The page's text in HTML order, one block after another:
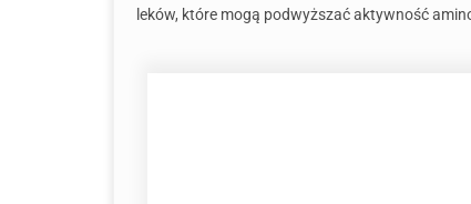
leków, które mogą podwyższać aktywność